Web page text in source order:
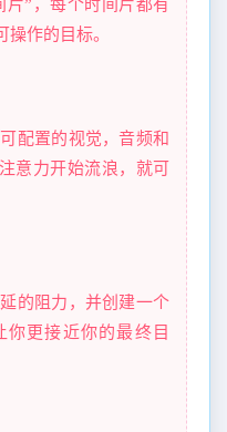
片”，每个时间片都有
作的目标。
配置的视觉，音频和
意力开始流浪，就可
的阻力，并创建一个
更接近你的最终目